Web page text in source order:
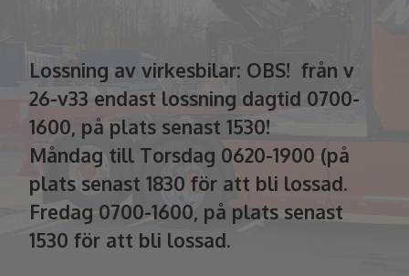
Lossning av virkesbilar: OBS! från v
26-v33 endast lossning dagtid 0700-
1600, på plats senast 1530!
Måndag till Torsdag 0620-1900 (på
plats senast 1830 för att bli lossad.
Fredag 0700-1600, på plats senast
1530 för att bli lossad.